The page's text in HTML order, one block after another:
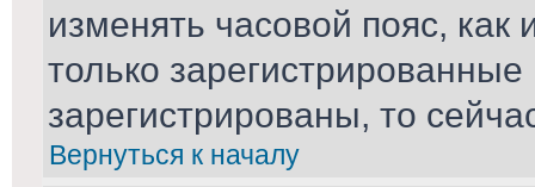
изменять часовой пояс, как
только
зарегистрированы, то
Вернуться к началу